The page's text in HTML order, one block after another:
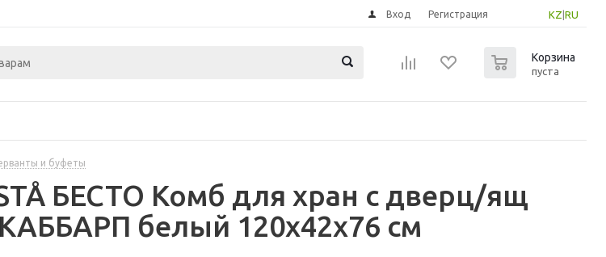
KZ RU
Вход Регистрация
Корзина
пуста
и буфеты
БЕСТО Комб для хран с дверц/ящ
белый 120x42x76 см